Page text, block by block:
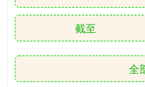
截至
全